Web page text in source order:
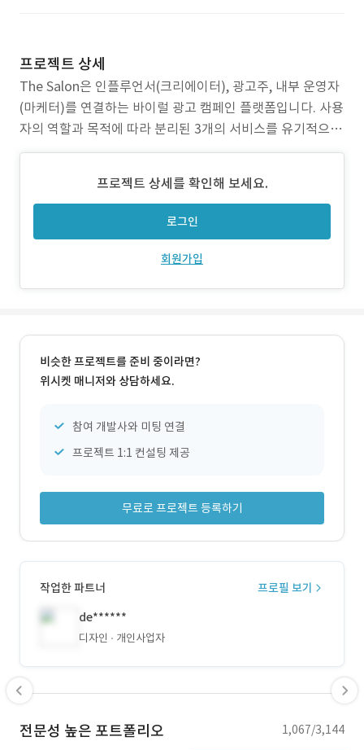
프로젝트 상세
The Salon은 인플루언서(크리에이터), 광고주, 내부 운영자
(마케터)를 연결하는 바이럴 광고 캠페인 플랫폼입니다. 사용
자의 역할과 목적에 따라 분리된 3개의 서비스를 유기적으로
설계하여, 캠페인 등록부터 신청, 정산, 성과 추적까지 전 과
리드 앱 - 광고주용 캠페인 등록 웹 플랫폼 - 운영자용 Admin
프로젝트 상세를 확인해 보세요.
로그인
회원가입
비슷한 프로젝트를 준비 중이라면?
위시켓 매니저와 상담하세요.
참여 개발사와 미팅 연결
프로젝트 1:1 컨설팅 제공
무료로 프로젝트 등록하기
작업한 파트너
프로필 보기
de******
디자인 개인사업자
전문성 높은 포트폴리오 1,067/3,144